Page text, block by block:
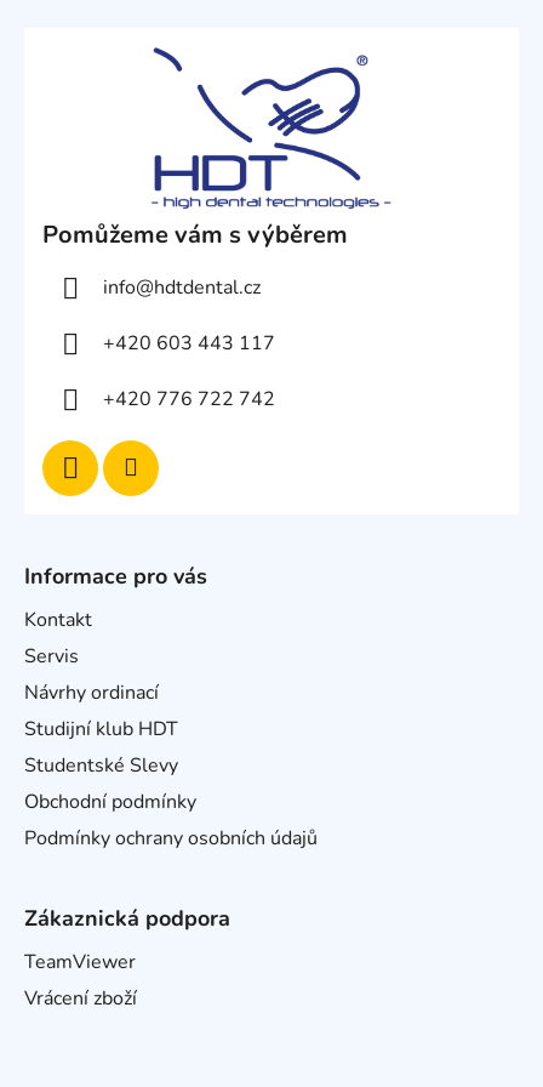
Pomůžeme vám s výběrem
info@hdtdental.cz
+420 603 443 117
+420 776 722 742
Informace pro vás
Kontakt
Servis
Návrhy ordinací
Studijní klub HDT
Studentské Slevy
Obchodní podmínky
Podmínky ochrany osobních údajů
Zákaznická podpora
TeamViewer
Vrácení zboží